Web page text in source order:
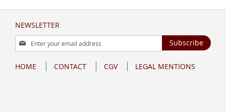
NEWSLETTER
Sign
Up
Our
Subscribe
HOME CONTACT CGV LEGAL MENTIONS